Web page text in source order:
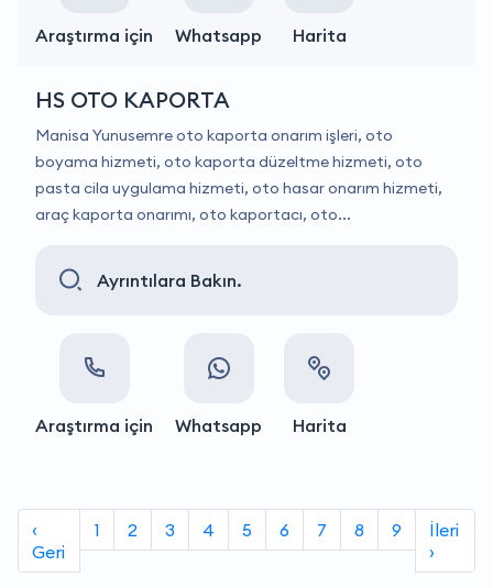
Araştırma için Whatsapp Harita
HS OTO KAPORTA
Manisa Yunusemre oto kaporta onarım işleri, oto
boyama hizmeti, oto kaporta düzeltme hizmeti, oto
pasta cila uygulama hizmeti, oto hasar onarım hizmeti,
araç kaporta onarımı, oto kaportacı, oto...
Ayrıntılara Bakın.
Araştırma için Whatsapp Harita
‹
Geri
1 2 3 4 5 6 7 8 9
İleri
›